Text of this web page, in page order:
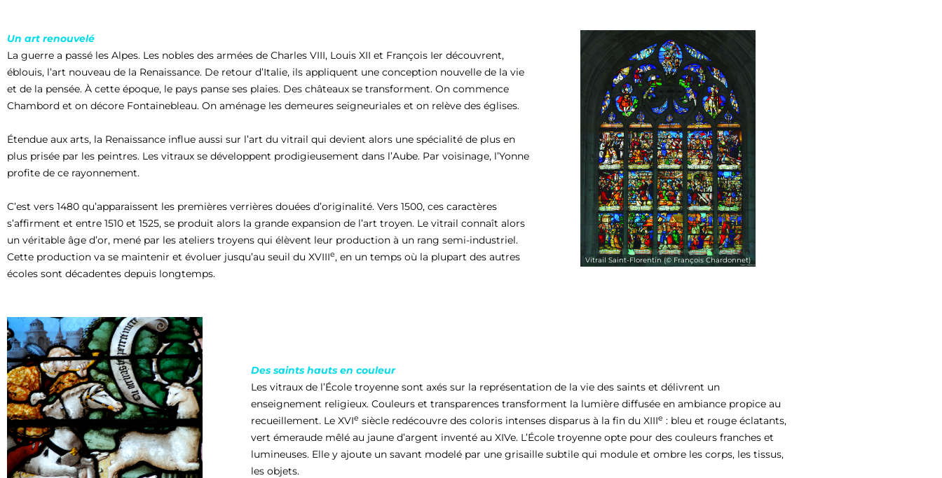
Un art renouvelé
La guerre a passé les Alpes. Les nobles des armées de Charles VIII, Louis XII et François Ier découvrent,
éblouis, l’art nouveau de la Renaissance. De retour d’Italie, ils appliquent une conception nouvelle de la vie
et de la pensée. À cette époque, le pays panse ses plaies. Des châteaux se transforment. On commence
Chambord et on décore Fontainebleau. On aménage les demeures seigneuriales et on relève des églises.
Étendue aux arts, la Renaissance influe aussi sur l’art du vitrail qui devient alors une spécialité de plus en
plus prisée par les peintres. Les vitraux se développent prodigieusement dans l’Aube. Par voisinage, l’Yonne
profite de ce rayonnement.
C’est vers 1480 qu’apparaissent les premières verrières douées d’originalité. Vers 1500, ces caractères
s’affirment et entre 1510 et 1525, se produit alors la grande expansion de l’art troyen. Le vitrail connaît alors
un véritable âge d’or, mené par les ateliers troyens qui élèvent leur production à un rang semi-industriel.
Cette production va se maintenir et évoluer jusqu’au seuil du XVIIIe, en un temps où la plupart des autres
écoles sont décadentes depuis longtemps.
Vitrail Saint-Florentin (© François Chardonnet)
Des saints hauts en couleur
Les vitraux de l’École troyenne sont axés sur la représentation de la vie des saints et délivrent un
enseignement religieux. Couleurs et transparences transforment la lumière diffusée en ambiance propice au
recueillement. Le XVIe siècle redécouvre des coloris intenses disparus à la fin du XIIIe : bleu et rouge éclatants,
vert émeraude mêlé au jaune d’argent inventé au XIVe. L’École troyenne opte pour des couleurs franches et
lumineuses. Elle y ajoute un savant modelé par une grisaille subtile qui module et ombre les corps, les tissus,
les objets.